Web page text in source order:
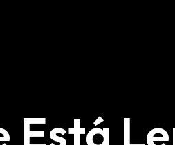
Está